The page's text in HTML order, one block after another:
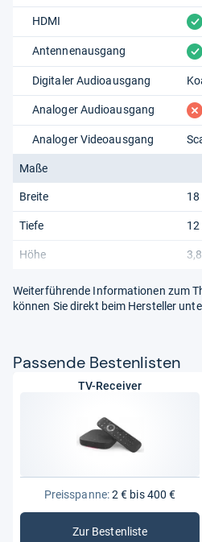
HDMI vorhanden
Antennenausgang vorhanden
Digitaler Audioausgang
Analoger Audioausgang fehlt
Analoger Videoausgang
Maße
Breite 18
Tiefe 12
Höhe
Weiterführende Informationen zum
können Sie direkt beim Hersteller
Pas­sende Bes­ten­lis­ten
TV-Receiver
Preisspanne:2 € bis 400 €
Zur Bestenliste
: TV-Receiver